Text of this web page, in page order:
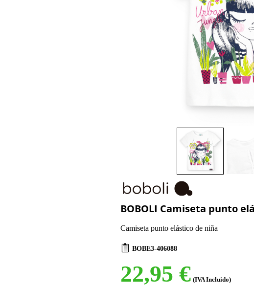
BOBOLI Camiseta punto
Camiseta punto elástico de niña
BOBE3-406088
22,95 € (IVA Incluido)